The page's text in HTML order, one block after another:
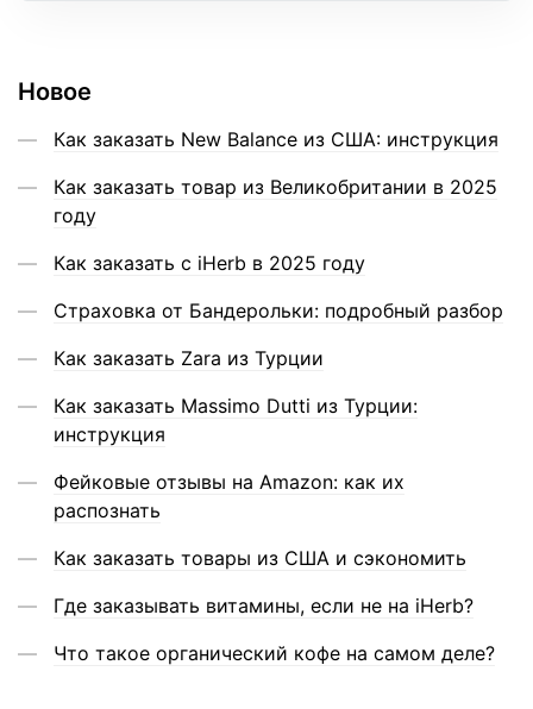
Новое
Как заказать New Balance из США: инструкция
Как заказать товар из Великобритании в 2025
году
Как заказать с iHerb в 2025 году
Страховка от Бандерольки: подробный разбор
Как заказать Zara из Турции
Как заказать Massimo Dutti из Турции:
инструкция
Фейковые отзывы на Amazon: как их
распознать
Как заказать товары из США и сэкономить
Где заказывать витамины, если не на iHerb?
Что такое органический кофе на самом деле?